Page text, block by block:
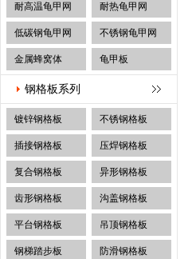
耐高温龟甲网 耐热龟甲网
低碳钢龟甲网 不锈钢龟甲网
金属蜂窝体 龟甲板
钢格板系列
镀锌钢格板 不锈钢格板
插接钢格板 压焊钢格板
复合钢格板 异形钢格板
齿形钢格板 沟盖钢格板
平台钢格板 吊顶钢格板
钢梯踏步板 防滑钢格板